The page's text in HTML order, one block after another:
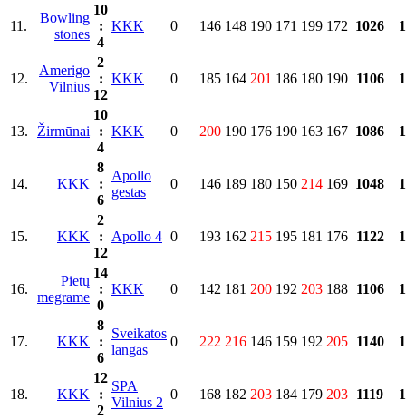
11.
Bowling
stones
10
:
4
KKK 0 146 148 190 171 199 172 1026
12.
Amerigo
Vilnius
2
:
12
KKK 0 185 164 201 186 180 190 1106
13. Žirmūnai
10
:
4
KKK 0 200 190 176 190 163 167 1086
14. KKK
8
:
6
Apollo
gestas
0 146 189 180 150 214 169 1048
15. KKK
2
:
12
Apollo 4 0 193 162 215 195 181 176 1122
16.
Pietų
megrame
14
:
0
KKK 0 142 181 200 192 203 188 1106
17. KKK
8
:
6
Sveikatos
langas
0 222 216 146 159 192 205 1140
18. KKK
12
:
2
SPA
Vilnius 2
0 168 182 203 184 179 203 1119